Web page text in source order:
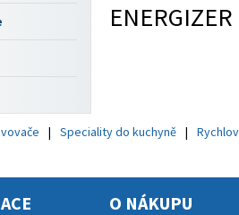
ENERGIZER
Speciality do kuchyně
O NÁKUPU